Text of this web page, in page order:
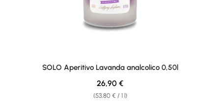
SOLO Aperitivo Lavanda analcolico 0,50l
(53,80 € / 1 l)
Regular price:
26,90 €